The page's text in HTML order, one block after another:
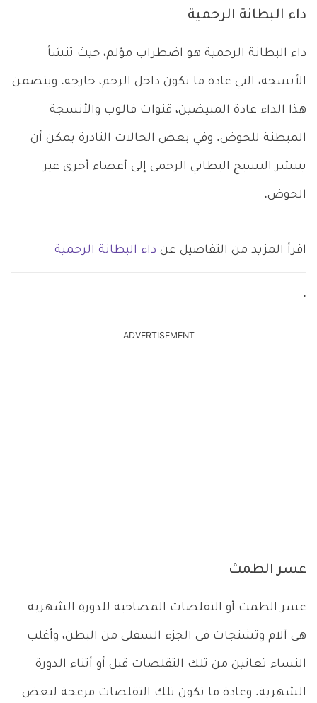
داء البطانة الرحمية
داء البطانة الرحمية هو اضطراب مؤلم، حيث تنشأ
الأنسجة، التي عادة ما تكون داخل الرحم، خارجه. ويتضمن
هذا الداء عادة المبيضين، قنوات فالوب والأنسجة
المبطنة للحوض. وفي بعض الحالات النادرة يمكن أن
ينتشر النسيج البطاني الرحمى إلى أعضاء أخرى غير
الحوض.
اقرأ المزيد من التفاصيل عن داء البطانة الرحمية
.
ADVERTISEMENT
عسر الطمث
عسر الطمث أو التقلصات المصاحبة للدورة الشهرية
هى آلام وتشنجات فى الجزء السفلى من البطن، وأغلب
النساء تعانين من تلك التقلصات قبل أو أثناء الدورة
الشهرية. وعادة ما تكون تلك التقلصات مزعجة لبعض